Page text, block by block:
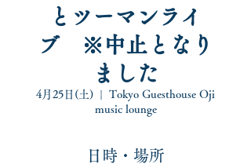
とツーマンライ
ブ ※中止となり
ました
4月25日(土)
Tokyo Guesthouse Oji
music lounge
日時・場所